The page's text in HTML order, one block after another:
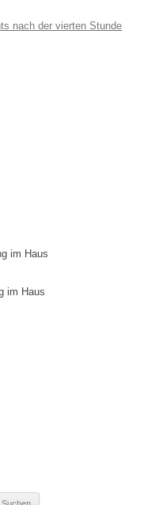
nach der vierten Stunde
im Haus
im Haus